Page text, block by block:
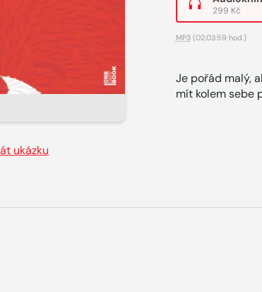
ukázku
299 Kč
MP3(02:03:59 hod.)
Je pořád malý,
mít kolem sebe